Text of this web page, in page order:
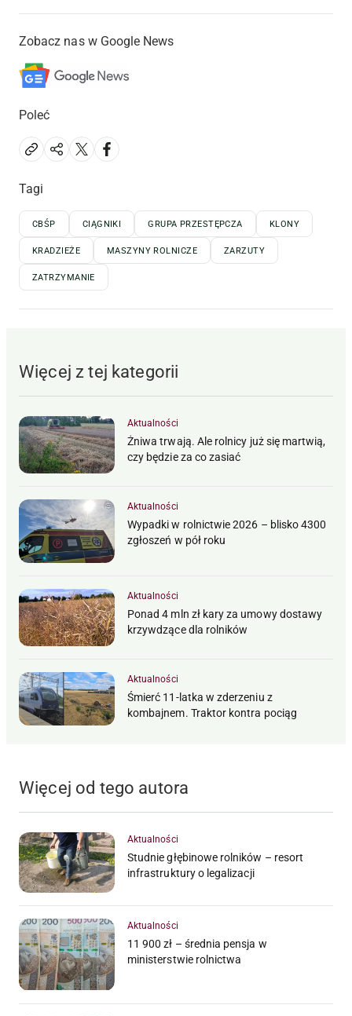
Zobacz nas w Google News
Poleć
Tagi
CBŚP CIĄGNIKI GRUPA PRZESTĘPCZA KLONY
KRADZIEŻE MASZYNY ROLNICZE ZARZUTY
ZATRZYMANIE
Więcej z tej kategorii
Aktualności
Żniwa trwają. Ale rolnicy już się martwią,
czy będzie za co zasiać
Aktualności
Wypadki w rolnictwie 2026 – blisko 4300
zgłoszeń w pół roku
Aktualności
Ponad 4 mln zł kary za umowy dostawy
krzywdzące dla rolników
Aktualności
Śmierć 11-latka w zderzeniu z
kombajnem. Traktor kontra pociąg
Więcej od tego autora
Aktualności
Studnie głębinowe rolników – resort
infrastruktury o legalizacji
Aktualności
11 900 zł – średnia pensja w
ministerstwie rolnictwa